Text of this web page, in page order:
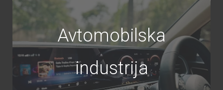
Avtomobilska
industrija